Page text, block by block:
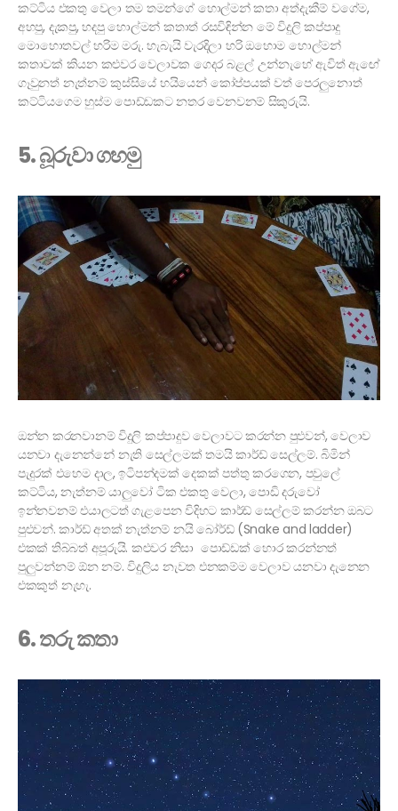
කට්ටිය එකතු වෙලා තම තමන්ගේ හොල්මන් කතා අත්දැකීම් වගේම,
අහපු, දැකපු, හදපු හොල්මන් කතාත් රසවිඳින්න මේ විදුලි කප්පාදු
මොහොතවල් හරිම මරු. හැබැයි වැරදිලා හරි ඔහොම හොල්මන්
කතාවක් කියන කළුවර වෙලාවක ගෙදර බළල් උන්නැහේ ඇවිත් ඇඟේ
ගෑවුනත් නැත්නම් කුස්සියේ හයියෙන් කෝප්පයක් වත් පෙරලුනොත්
කට්ටියගෙම හුස්ම පොඩ්ඩකට නතර වෙනවනම් සිකුරුයි.
5. බූරුවා ගහමු
ඔන්න කරනවානම් විදුලි කප්පාදුව වෙලාවට කරන්න පුළුවන්, වෙලාව
යනවා දැනෙන්නේ නැති සෙල්ලමක් තමයි කාර්ඩ් සෙල්ලම්. බිමින්
පැදුරක් එහෙම දාල, ඉටිපන්දමක් දෙකක් පත්තු කරගෙන, පවුලේ
කට්ටිය, නැත්නම් යාලුවෝ ටික එකතු වෙලා, පොඩි දරුවෝ
ඉන්නවනම් එයාලටත් ගැළපෙන විදිහට කාර්ඩ් සෙල්ලම් කරන්න ඔබට
පුළුවන්. කාර්ඩ් අතක් නැත්නම් නයි බෝර්ඩ් (Snake and ladder)
එකක් තිබ්බත් අපූරුයි. කළුවර නිසා පොඩ්ඩක් හොර කරන්නත්
පුලුවන්නම් ඕන නම්. විදුලිය නැවත එනකම්ම වෙලාව යනවා දැනෙන
එකකුත් නැහැ.
6. තරු කතා